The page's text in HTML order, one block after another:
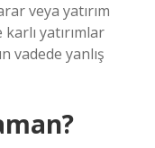
veya yatırım
yatırımlar
vadede yanlış